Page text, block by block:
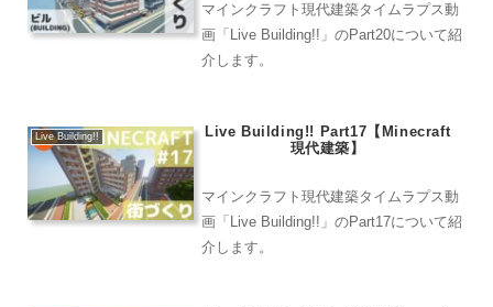
マインクラフト現代建築タイムラプス動
画「Live Building!!」のPart20について紹
介します。
Live Building!!
Live Building!! Part17【Minecraft
現代建築】
マインクラフト現代建築タイムラプス動
画「Live Building!!」のPart17について紹
介します。